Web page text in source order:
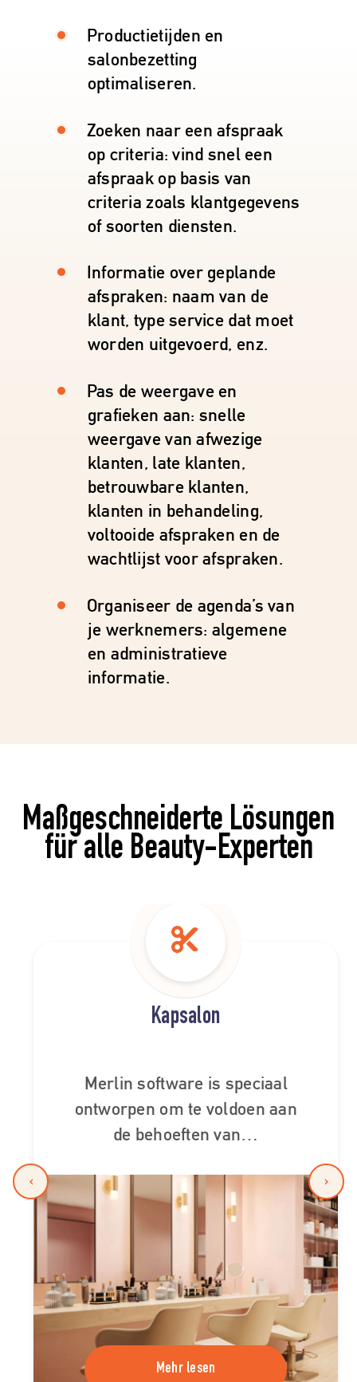
Productietijden en
salonbezetting
optimaliseren.
Zoeken naar een afspraak
op criteria: vind snel een
afspraak op basis van
criteria zoals klantgegevens
of soorten diensten.
Informatie over geplande
afspraken: naam van de
klant, type service dat moet
worden uitgevoerd, enz.
Pas de weergave en
grafieken aan: snelle
weergave van afwezige
klanten, late klanten,
betrouwbare klanten,
klanten in behandeling,
voltooide afspraken en de
wachtlijst voor afspraken.
Organiseer de agenda’s van
je werknemers: algemene
en administratieve
informatie.
Maßgeschneiderte Lösungen
für alle Beauty-Experten
Kapsalon
Merlin software is speciaal
ontworpen om te voldoen aan
de behoeften van…
Mehr lesen
‹ ›